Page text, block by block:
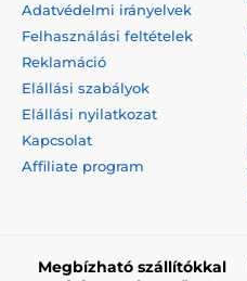
Adatvédelmi irányelvek
Felhasználási feltételek
Reklamáció
Elállási szabályok
Elállási nyilatkozat
Kapcsolat
Affiliate program
Megbízható szállítókkal